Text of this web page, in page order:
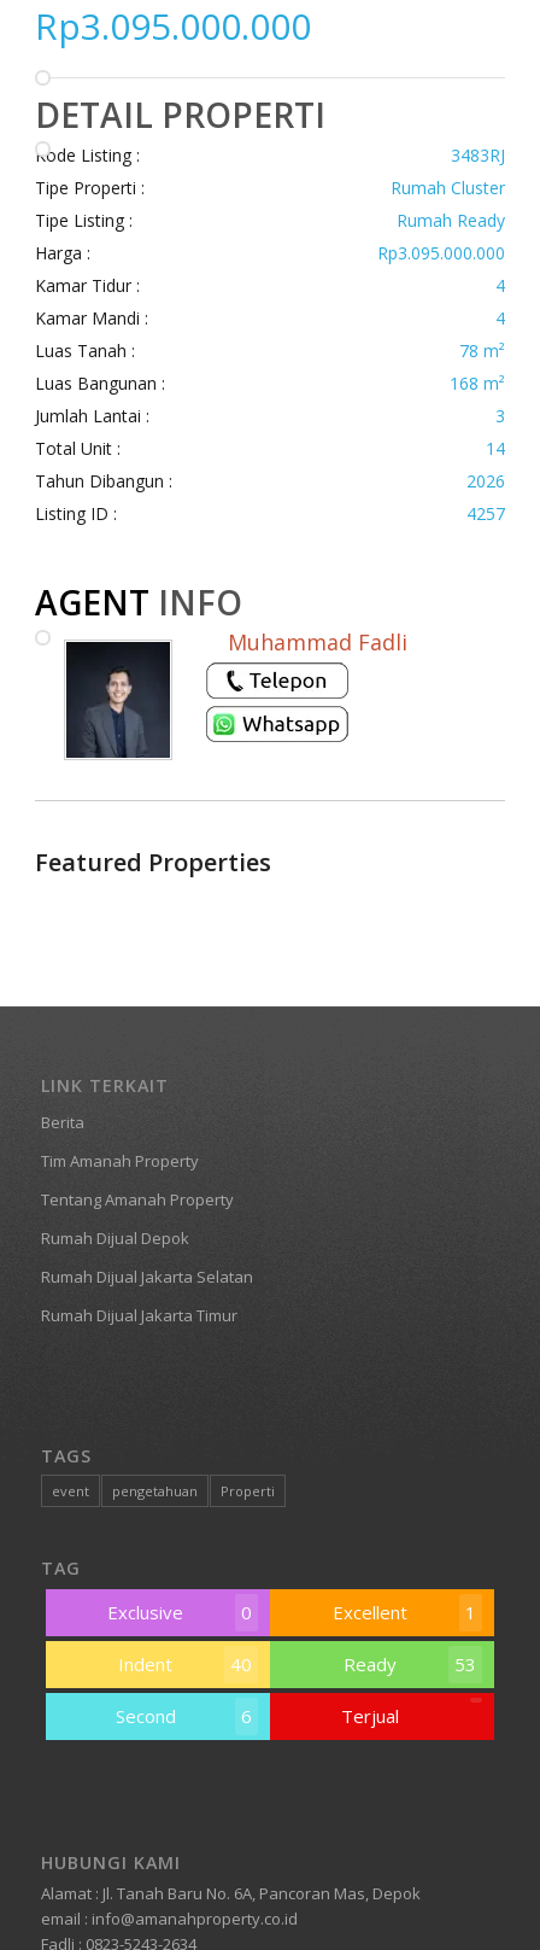
Rp3.095.000.000
DETAIL PROPERTI
Kode Listing :
3483RJ
Tipe Properti :
Rumah Cluster
Tipe Listing :
Rumah Ready
Harga :
Rp3.095.000.000
Kamar Tidur :
4
Kamar Mandi :
4
Luas Tanah :
78 m²
Luas Bangunan :
168 m²
Jumlah Lantai :
3
Total Unit :
14
Tahun Dibangun :
2026
Listing ID :
4257
AGENT INFO
Muhammad Fadli
Featured Properties
LINK TERKAIT
Berita
Tim Amanah Property
Tentang Amanah Property
Rumah Dijual Depok
Rumah Dijual Jakarta Selatan
Rumah Dijual Jakarta Timur
TAGS
event pengetahuan Properti
TAG
Exclusive 0 Excellent 1
Indent 40 Ready 53
Second 6 Terjual
HUBUNGI KAMI
Alamat : Jl. Tanah Baru No. 6A, Pancoran Mas, Depok
email : info@amanahproperty.co.id
Fadli : 0823-5243-2634